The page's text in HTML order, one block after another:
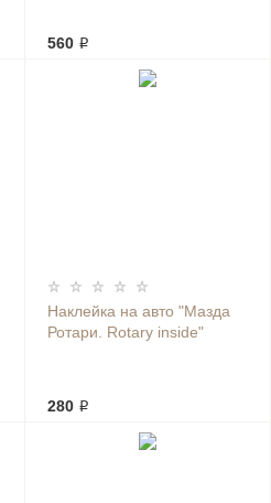
560 ₽
Наклейка на авто "Мазда
Ротари. Rotary inside"
280 ₽